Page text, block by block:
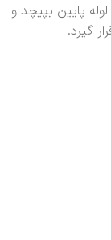
پایین بپیچد و
‌گیرد.